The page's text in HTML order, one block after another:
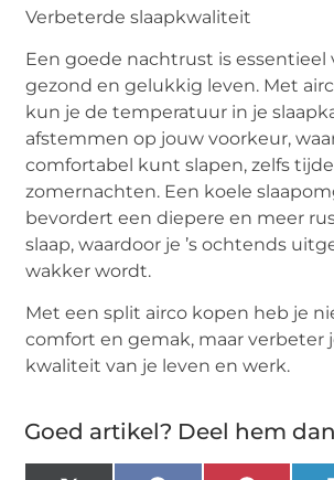
Verbeterdeslaapkwaliteit
Een goede nachtrust is essentieel
gezond en gelukkig leven. Met
kun je de temperatuur in je
afstemmen op jouw voorkeur,
comfortabel kunt slapen, zelfs
zomernachten. Een koele
bevordert een diepere en meer
slaap, waardoor je ’s ochtends
wakker wordt.
Met eensplit airco kopen heb je
comfort en gemak, maar verbeter
kwaliteit van je leven en werk.
Goed artikel? Deel hem